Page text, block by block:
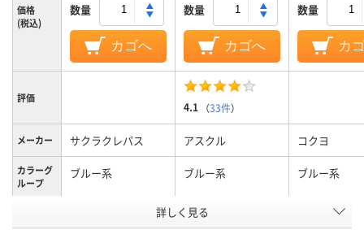
価格
(税込)
数量
カゴへ
数量
カゴへ
数量
カ
評価
4.1 （33件）
メーカー サクラクレパス アスクル コクヨ
カラーグ
ループ
ブルー系 ブルー系 ブルー系
中字丸芯、中字
詳しく見る